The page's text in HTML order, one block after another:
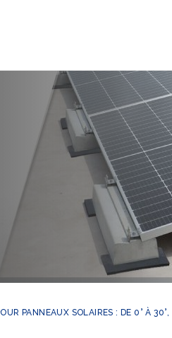
PANNEAUX SOLAIRES : DE 0° À